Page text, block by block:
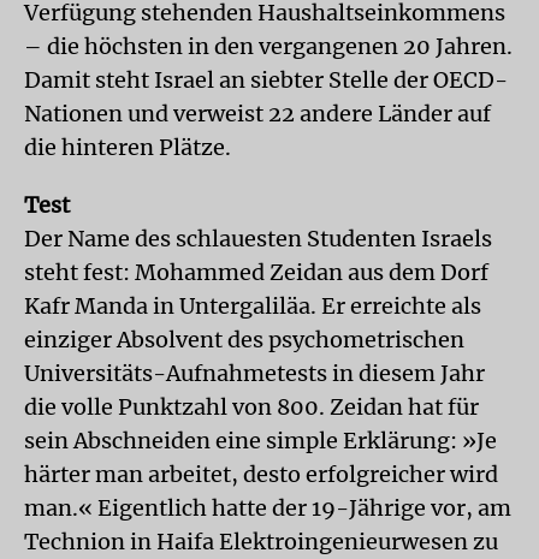
Verfügung stehenden Haushaltseinkommens
– die höchsten in den vergangenen 20 Jahren.
Damit steht Israel an siebter Stelle der OECD-
Nationen und verweist 22 andere Länder auf
die hinteren Plätze.
Test
Der Name des schlauesten Studenten Israels
steht fest: Mohammed Zeidan aus dem Dorf
Kafr Manda in Untergaliläa. Er erreichte als
einziger Absolvent des psychometrischen
Universitäts-Aufnahmetests in diesem Jahr
die volle Punktzahl von 800. Zeidan hat für
sein Abschneiden eine simple Erklärung: »Je
härter man arbeitet, desto erfolgreicher wird
man.« Eigentlich hatte der 19-Jährige vor, am
Technion in Haifa Elektroingenieurwesen zu